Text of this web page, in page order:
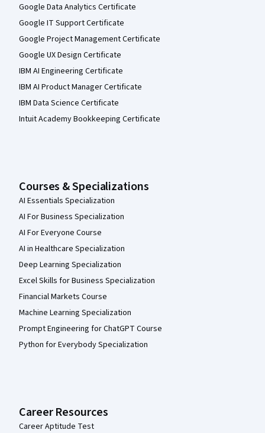
Google Data Analytics Certificate
Google IT Support Certificate
Google Project Management Certificate
Google UX Design Certificate
IBM AI Engineering Certificate
IBM AI Product Manager Certificate
IBM Data Science Certificate
Intuit Academy Bookkeeping Certificate
Courses & Specializations
AI Essentials Specialization
AI For Business Specialization
AI For Everyone Course
AI in Healthcare Specialization
Deep Learning Specialization
Excel Skills for Business Specialization
Financial Markets Course
Machine Learning Specialization
Prompt Engineering for ChatGPT Course
Python for Everybody Specialization
Career Resources
Career Aptitude Test